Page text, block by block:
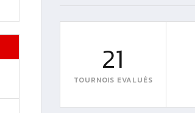
21
TOURNOIS EVALUÉS